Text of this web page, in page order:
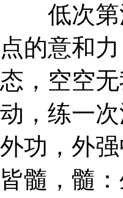
低次第洗
点的意和
态，空空
动，练一
外功，外
皆髓，髓